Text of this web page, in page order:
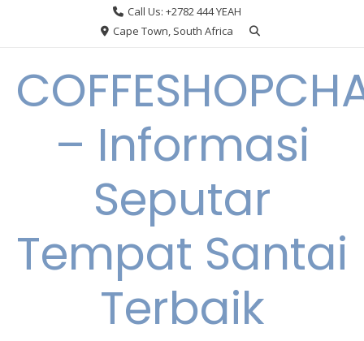
Call Us: +2782 444 YEAH
Cape Town, South Africa
– Informasi
Seputar
Tempat Santai
Terbaik